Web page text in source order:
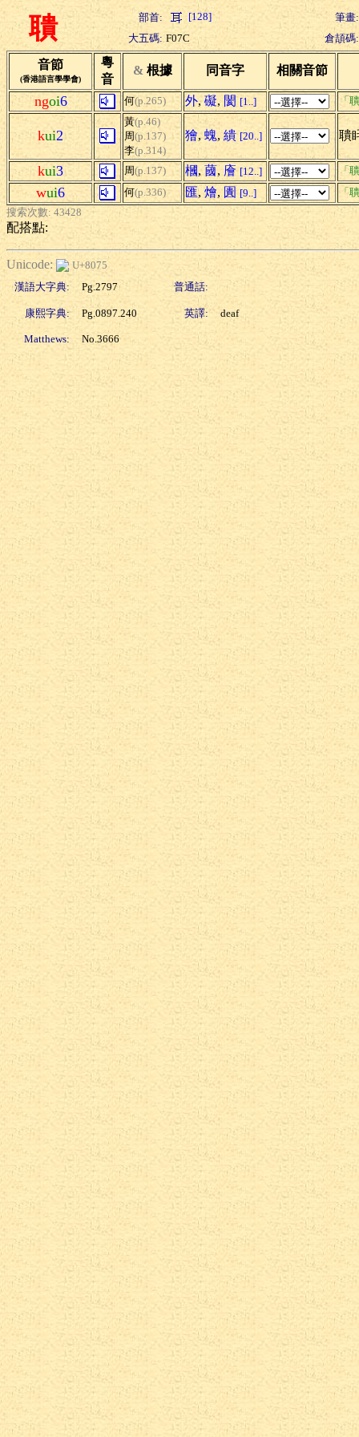
聵 部首: [128]
筆畫:
大五碼: F07C 倉頡碼:
音節
(香港語言學學會)
粵
音
& 根據 同音字 相關音節
ngoi6 何(p.265) 外, 礙, 閡 [1..] 「
kui2
黃(p.46)
周(p.137)
李(p.314)
獪, 螝, 繢 [20..] 聵
kui3 周(p.137) 槶, 蔮, 廥 [12..] 「
wui6 何(p.336) 匯, 燴, 圚 [9..]
「
搜索次數: 43428
配搭點:
Unicode:
U+8075
漢語大字典:
Pg.2797 普通話:
康熙字典: Pg.0897.240 英譯: deaf
Matthews: No.3666